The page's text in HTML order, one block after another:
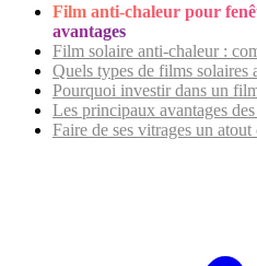
Film anti-chaleur pour
avantages
Film solaire anti-chaleur :
Quels types de films solaires
Pourquoi investir dans un
Les principaux avantages
Faire de ses vitrages un